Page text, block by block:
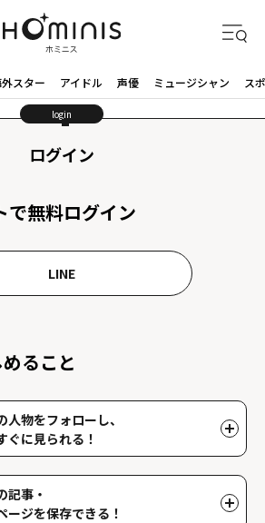
スター アイドル 声優 ミュージシャン ス
login
ログイン
で無料ログイン
LINE
ること
人物をフォローし、
ぐに見られる！
ることで、マイページで好きな人物の関連
できます。好きな人物一覧はマイページで確
記事・
ージを保存できる！